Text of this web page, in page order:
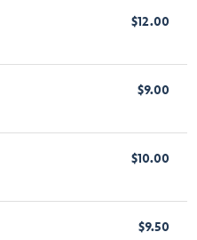
$12.00
$9.00
$10.00
$9.50